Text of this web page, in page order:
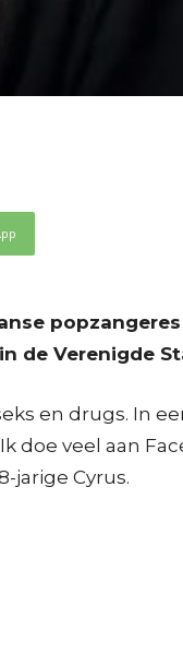
de Verenigde
en drugs. In
doe veel aan
jarige Cyrus.